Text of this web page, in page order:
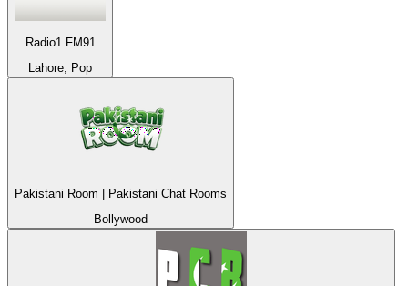
Radio1 FM91
Lahore, Pop
Pakistani Room | Pakistani Chat Rooms
Bollywood